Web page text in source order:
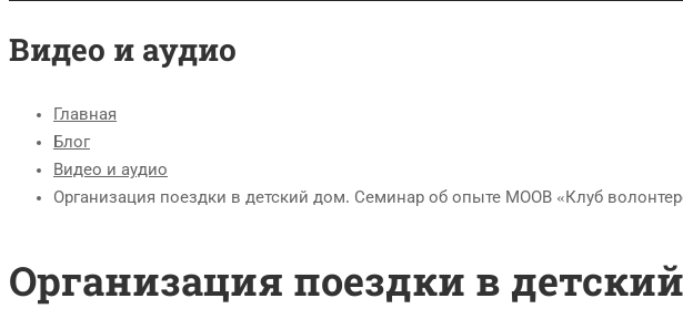
Видео и аудио
Главная
Блог
Видео и аудио
Организация поездки в детский дом. Семинар об опыте МООВ «Клуб
Организация поездки в